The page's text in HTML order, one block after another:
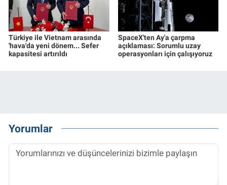
Türkiye ile Vietnam arasında
'hava'da yeni dönem... Sefer
kapasitesi artırıldı
SpaceX'ten Ay'a çarpma
açıklaması: Sorumlu uzay
operasyonları için çalışıyoruz
Yorumlar